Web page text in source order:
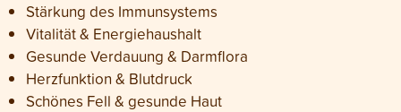
Stärkung des Immunsystems
Vitalität & Energiehaushalt
Gesunde Verdauung & Darmflora
Herzfunktion & Blutdruck
Schönes Fell & gesunde Haut